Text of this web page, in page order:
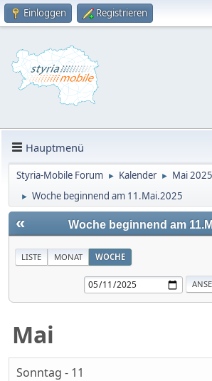
Einloggen Registrieren
Hauptmenü
Styria-Mobile Forum ► Kalender ► Mai 2025
► Woche beginnend am 11.Mai.2025
« Woche beginnend am
LISTE MONAT WOCHE
Mai
Sonntag - 11